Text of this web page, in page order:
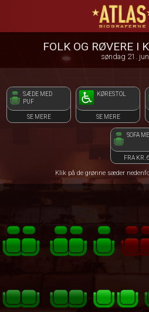
ATLAS
FOLK OG RØVERE I
søndag 21.
SÆDE MED
PUF
SE MERE
KØRESTOL
SE MERE
SOFA
FRA KR.
Klik på de grønne sæder
1step-front02